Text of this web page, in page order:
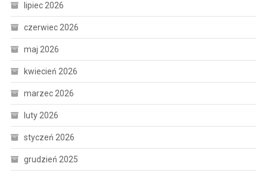
lipiec 2026
czerwiec 2026
maj 2026
kwiecień 2026
marzec 2026
luty 2026
styczeń 2026
grudzień 2025